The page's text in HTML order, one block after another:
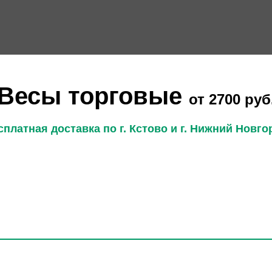
торговые от 2700
доставка по г. Кстово и г. Нижний